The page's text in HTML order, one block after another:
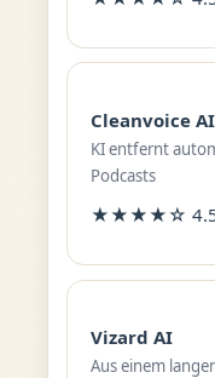
Cleanvoice AI
KI entfernt
Podcasts
★★★★☆
Vizard AI
Aus einem